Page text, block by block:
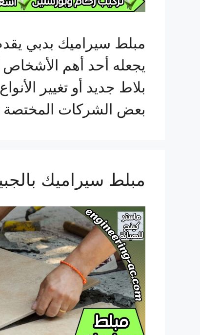
مبلط سيراميك بدبي
يجعله أحد أهم
بلاط جديد أو تغيير
بعض الشركات
مبلط سيراميك